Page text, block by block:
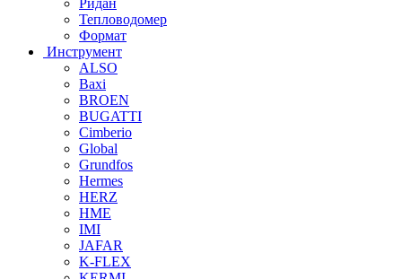
Тепловодомер
Формат
Инструмент
ALSO
Baxi
BROEN
BUGATTI
Cimberio
Global
Grundfos
Hermes
HERZ
HME
IMI
JAFAR
K-FLEX